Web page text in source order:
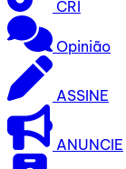
CRI
Opinião
ASSINE
ANUNCIE